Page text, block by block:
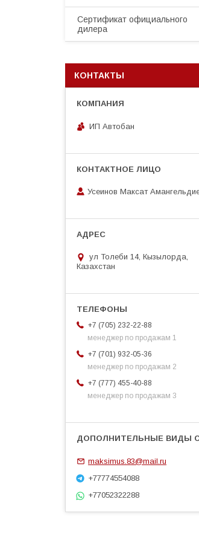
Сертификат официального
дилера
КОНТАКТЫ
ИП Автобан
Усеинов Максат
ул Толеби 14, Кызылорда,
Казахстан
+7 (705) 232-22-88
менеджер по продажам 1
+7 (701) 932-05-36
менеджер по продажам 2
+7 (777) 455-40-88
менеджер по продажам 3
maksimus.83@mail.ru
+77774554088
+77052322288